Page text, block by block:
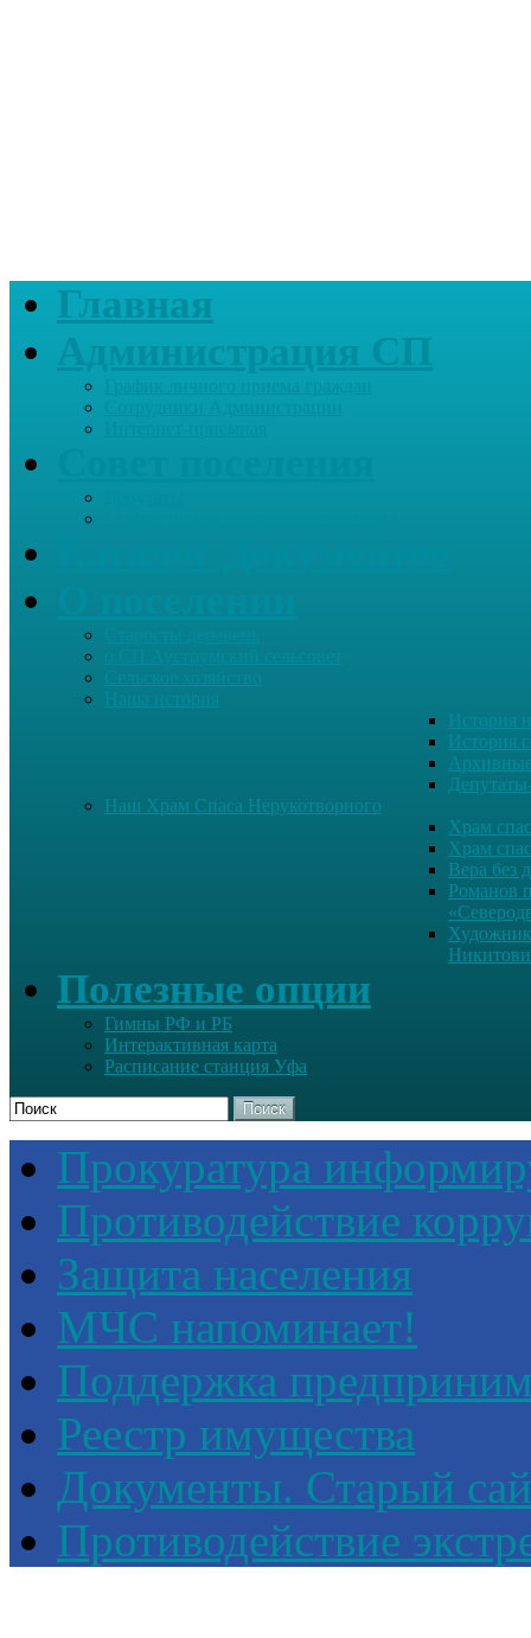
Главная
Наша история
История
История
Наш Храм Спаса Нерукотворного
Храм
Храм
Вера без
Романов
Полезные опции
Гимны РФ и РБ
Интерактивная карта
Расписание станция Уфа
Поиск
Прокуратура
Противодействие
Защита населения
МЧС напоминает!
Поддержка
Реестр имущества
Документы. Старый
Противодействие